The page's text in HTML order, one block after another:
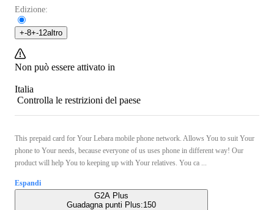
Edizione:
+-8+-12altro
Non può essere attivato in
Italia
Controlla le restrizioni del paese
This prepaid card for Your Lebara mobile phone network. Allows You to suit Your
phone to Your needs, because everyone of us uses phone in different way! Our
product will help You to keeping up with Your relatives. You ca ...
Espandi
G2A Plus
Guadagna punti Plus:150